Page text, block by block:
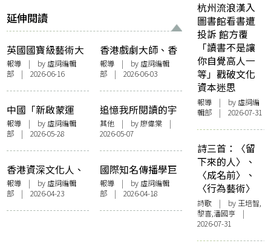
延伸閱讀
英國國寶級藝術大
師、「藝術頑童」
David Hockney逝
世 享壽88歲
報導 | by 虛詞編輯
部 | 2026-06-16
香港戲劇大師、香
港戲劇協會創辦人
鍾景輝逝世 享壽89
歲
報導| by 虛詞編輯
部 | 2026-06-03
中國「新啟蒙運
動」代表人物之
一、文藝評論家劉
再復逝世，享壽85
歲
報導 | by 虛詞編輯
部 | 2026-05-28
追憶我所閱讀的宇
文所安
其他| by廖偉棠|
2026-05-07
香港資深文化人、
易學專家、「山今
老人」岑逸飛逝
世，享壽81歲
報導 | by 虛詞編輯
部 | 2026-04-23
國際知名傳播學巨
擘、香港傳媒學者
李金銓逝世 享壽80
歲
報導| by 虛詞編輯
部 | 2026-04-18
杭州流浪漢入
圖書館看書遭
投訴 館方覆
「讀書不是讓
你自覺高人一
等」戳破文化
資本迷思
報導 | by 虛詞編
輯部 | 2026-07-31
詩三首：〈留
下來的人〉、
〈成名前〉、
〈行為藝術〉
詩歌 | by 王培智,
黎喜,潘國亨 |
2026-07-31